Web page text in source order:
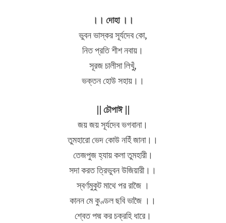
।। দোহা ।।
ভুবন ভাস্কর সূর্যদেব কো,
নিত প্রতি শীশ নবায়।
সূরজ চালীসা লিখুঁ,
ভক্তন হোউ সহায়।।
|| চৌপাঈ ||
জয় জয় সূর্যদেব ভগবানা।
তুমহারো ভেদ কোউ নহিঁ জানা।।
তেজপুজ হ্যায় কলা তুমহারী।
সদা করত ত্রিভুবন উজিয়ারী।।
স্বর্ণমুকুট মাথে পর রাজৈ ।
কানন মে কুণ্ডল ছবি ভাজৈ ।।
শ্বেত পদ্ম কর চক্রহি ধারে।